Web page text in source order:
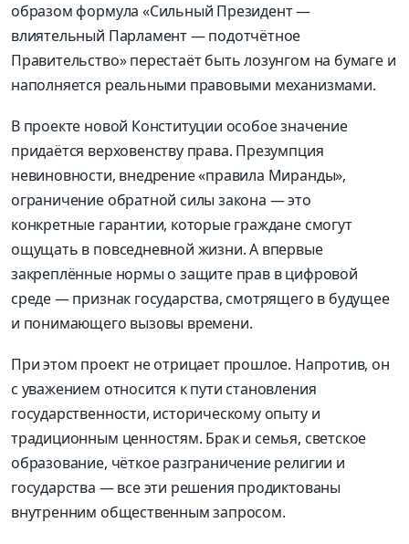
образом формула «Сильный Президент —
влиятельный Парламент — подотчётное
Правительство» перестаёт быть лозунгом на бумаге и
наполняется реальными правовыми механизмами.
В проекте новой Конституции особое значение
придаётся верховенству права. Презумпция
невиновности, внедрение «правила Миранды»,
ограничение обратной силы закона — это
конкретные гарантии, которые граждане смогут
ощущать в повседневной жизни. А впервые
закреплённые нормы о защите прав в цифровой
среде — признак государства, смотрящего в будущее
и понимающего вызовы времени.
При этом проект не отрицает прошлое. Напротив, он
с уважением относится к пути становления
государственности, историческому опыту и
традиционным ценностям. Брак и семья, светское
образование, чёткое разграничение религии и
государства — все эти решения продиктованы
внутренним общественным запросом.